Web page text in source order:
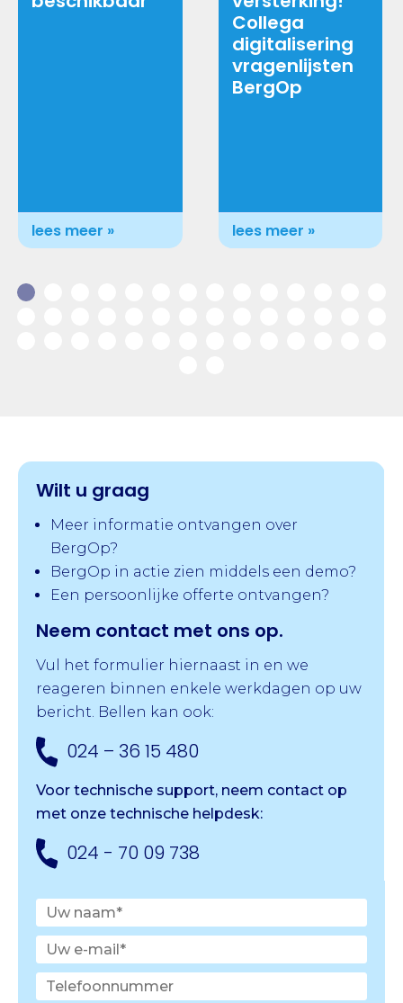
lees meer »
Collega
digitalisering
vragenlijsten
BergOp
lees meer »
Wilt u graag
Meer informatie ontvangen over
BergOp?
BergOp in actie zien middels een demo?
Een persoonlijke offerte ontvangen?
Neem contact met ons op.
Vul het formulier hiernaast in en we
reageren binnen enkele werkdagen op uw
bericht. Bellen kan ook:
024 – 36 15 480
Voor technische support, neem contact op
met onze technische helpdesk:
024 - 70 09 738